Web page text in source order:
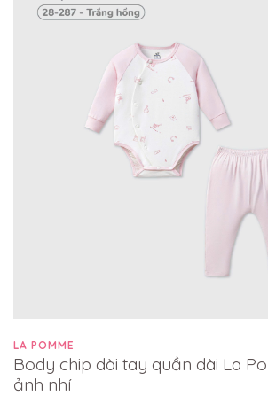
LA POMME
Body chip dài tay quần dài La
ảnh nhí